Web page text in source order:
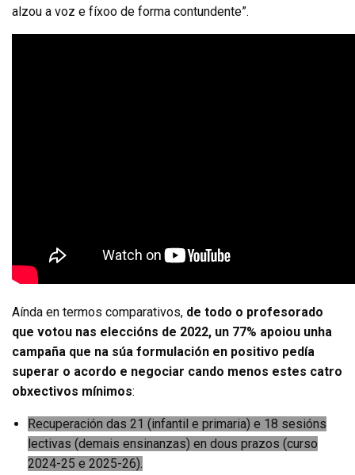
alzou a voz e fíxoo de forma contundente”.
Aínda en termos comparativos, de todo o profesorado
que votou nas eleccións de 2022, un 77% apoiou unha
campaña que na súa formulación en positivo pedía
superar o acordo e negociar cando menos estes catro
obxectivos mínimos:
Recuperación das 21 (infantil e primaria) e 18 sesións
lectivas (demais ensinanzas) en dous prazos (curso
2024-25 e 2025-26).